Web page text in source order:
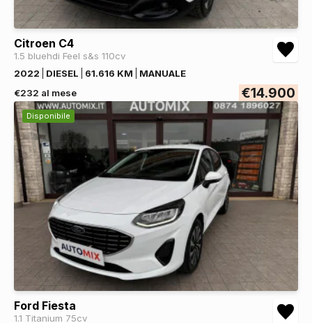
Citroen C4
1.5 bluehdi Feel s&s 110cv
2022
DIESEL 61.616 KM
MANUALE
€232 al mese
€14.900
Disponibile
Ford Fiesta
1.1 Titanium 75cv